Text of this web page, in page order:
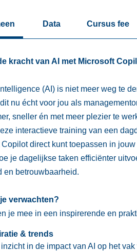
Data Cursus fee
kracht van AI met Microsoft
(AI) is niet meer weg te
nu écht voor jou als
sneller én met meer plezier te
interactieve training van een
Copilot direct kunt toepassen in
je dagelijkse taken efficiënter
en betrouwbaarheid.
verwachten?
je mee in een inspirerende en
& trends
in de impact van AI op het